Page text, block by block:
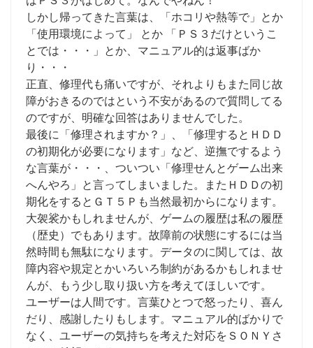
しかし帰ってきた言葉は、「ホコリや熱等で」とか
「使用環境によって」 とか 「ＰＳ３だけというこ
とでは・・・」とか、マニュアル的は返事ばか
り・・・
正直、修理代も痛いですが、それよりもまた同じ故
障がおきるのではという不安があるので質問してる
のですが、明確な回答はありませんでした。
最後に「修理されますか？」、「修理するとＨＤＤ
の初期化が必要になります」など、逆撫でするよう
な言葉が・・・、ついつい「修理せんとゲーム出来
へんやろ」と言ってしまいました。またＨＤＤの初
期化をするとＧＴ５Ｐも当然最初からになります。
大袈裟かもしれませんが、ゲームの履歴は私の履歴
（歴史）でもあります。故障前の状態にするには当
然時間も無駄になります。データのに関しては、故
障内容や規定とかいろいろ制約があるかもしれませ
んが、もう少し取り扱い方を考えてほしいです。
ユーザーは人間です。言葉ひとつで怒ったり、喜ん
だり、感謝したりもします。マニュアル的ばかりで
なく、ユーザーの気持ちを考えた対応をＳＯＮＹさ